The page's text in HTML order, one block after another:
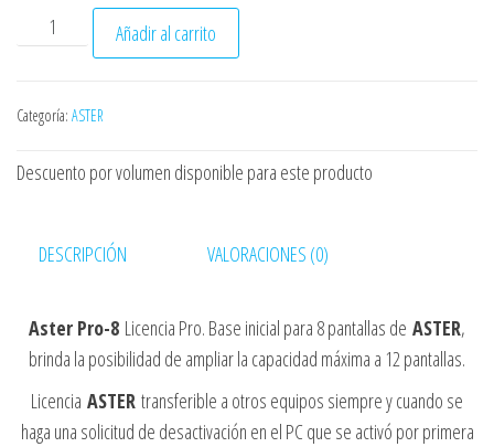
ASTER PRO 8 USERS LIFETIME cantidad
Añadir al carrito
Categoría: ASTER
Descuento por volumen disponible para este producto
DESCRIPCIÓN VALORACIONES (0)
Aster Pro-8 Licencia Pro. Base inicial para 8 pantallas de ASTER,
brinda la posibilidad de ampliar la capacidad máxima a 12 pantallas.
Licencia ASTER transferible a otros equipos siempre y cuando se
haga una solicitud de desactivación en el PC que se activó por primera